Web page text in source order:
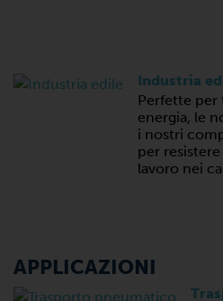
Industria
Perfette per
energia, le
i nostri
per
lavoro nei
APPLICAZIONI